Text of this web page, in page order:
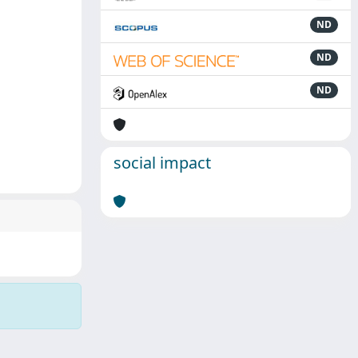
ND
ND
ND
social impact